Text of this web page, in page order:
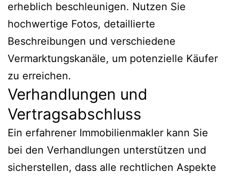
erheblich beschleunigen. Nutzen Sie
hochwertige Fotos, detaillierte
Beschreibungen und verschiedene
Vermarktungskanäle, um potenzielle Käufer
zu erreichen.
Verhandlungen und
Vertragsabschluss
Ein erfahrener Immobilienmakler kann Sie
bei den Verhandlungen unterstützen und
sicherstellen, dass alle rechtlichen Aspekte